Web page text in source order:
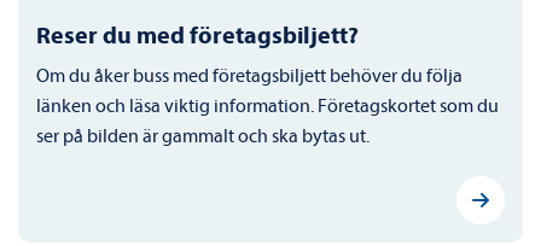
Reser du med företagsbiljett?
Om du åker buss med företagsbiljett behöver du följa
länken och läsa viktig information. Företagskortet som du
ser på bilden är gammalt och ska bytas ut.